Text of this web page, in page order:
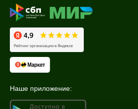
Наше приложение: